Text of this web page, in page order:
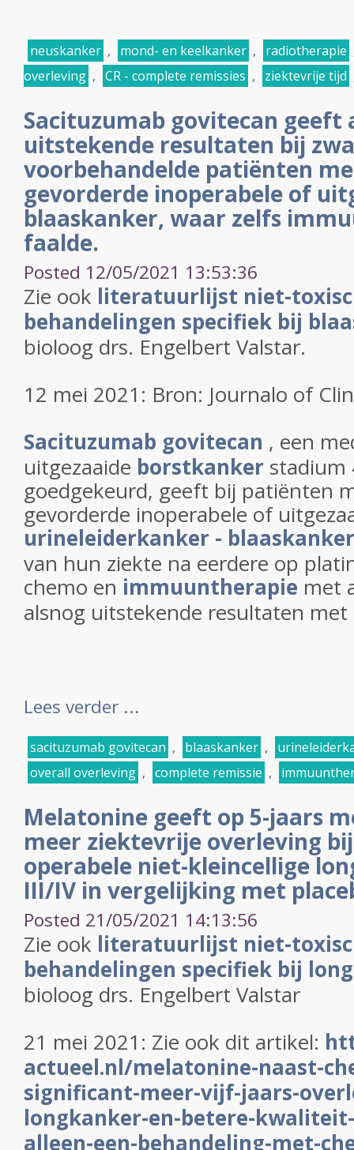
neuskanker , mond- en keelkanker , radiotherapie
overleving , CR - complete remissies , ziektevrije tijd
Sacituzumab govitecan geeft
uitstekende resultaten bij
voorbehandelde patiënten
gevorderde inoperabele of
blaaskanker, waar zelfs
faalde.
Posted 12/05/2021 13:53:36
Zie ook literatuurlijst niet-
behandelingen specifiek bij
bioloog drs. Engelbert Valstar.
12 mei 2021: Bron: Journalo of
Sacituzumab govitecan , een
uitgezaaide borstkanker stadium
goedgekeurd, geeft bij patiënten
gevorderde inoperabele of
urineleiderkanker - blaaskanker
van hun ziekte na eerdere op
chemo en immuuntherapie met
alsnog uitstekende resultaten met
Lees verder ...
sacituzumab govitecan , blaaskanker ,
overall overleving , complete remissie ,
Melatonine geeft op 5-jaars
meer ziektevrije overleving
operabele niet-kleincellige
III/IV in vergelijking met
Posted 21/05/2021 14:13:56
Zie ook literatuurlijst niet-
behandelingen specifiek bij
bioloog drs. Engelbert Valstar
21 mei 2021: Zie ook dit artikel:
actueel.nl/melatonine-naast-
significant-meer-vijf-jaars-
longkanker-en-betere-
alleen-een-behandeling-met-